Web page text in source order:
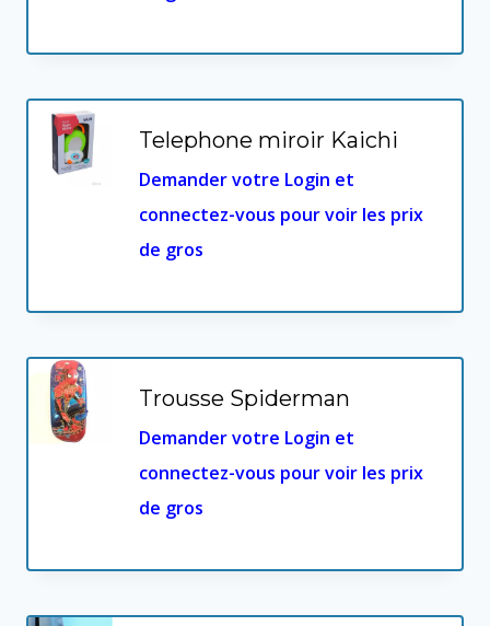
Telephone miroir Kaichi
Demander votre Login et
connectez-vous pour voir les prix
de gros
Trousse Spiderman
Demander votre Login et
connectez-vous pour voir les prix
de gros